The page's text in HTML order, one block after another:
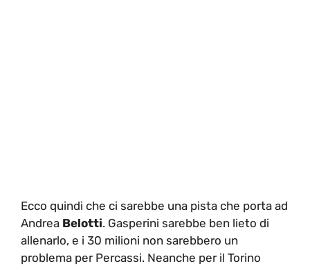
Ecco quindi che ci sarebbe una pista che porta ad
Andrea Belotti. Gasperini sarebbe ben lieto di
allenarlo, e i 30 milioni non sarebbero un
problema per Percassi. Neanche per il Torino